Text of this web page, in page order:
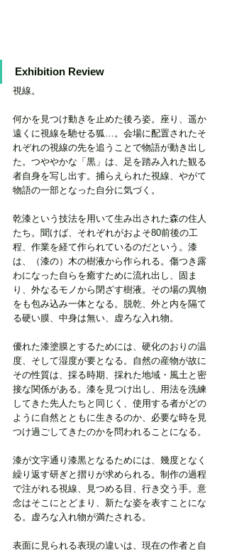
Exhibition Review
視線。
何かを見つけ動きを止めた後ろ姿。座り、遥か
遠くに視線を馳せる狐…。会場に配置されたそ
れぞれの視線の先を追うことで物語が動き出し
た。つややかな「黒」は、足を踏み入れた観る
者自身を写し出す。捕らえられた視線、やがて
物語の一部となった自分に気づく。
乾漆という技法を用いて生み出された森の住人
たち。聞けば、それぞれがおよそ80前後の工
程、作業を経て作られているのだという。漆
は、（漆の）木の樹液から作られる。傷つき露
わになった自らを癒すために流れ出し、固ま
り、外なるモノから閉ざす樹液。その場の異物
をも包み込み一体となる。脱乾、外と内を隔て
る硬い膜、中身は無い、虚ろな入れ物。
優れた漆塗膜とするためには、硬化のおりの温
度、そして湿度が要となる。自然の産物が故に
その性質は、採る時期、採れた地域・風土と密
接な関係がある。漆を見つけ出し、用法を洗練
してきた先人たちと同じく、使用する者がどの
ように自然とともに生きるのか、必要な時を見
つけ過ごしてきたのかを問われることになる。
漆が文字通り漆黒となるためには、幾度となく
繰り返す研ぎと摺りが求められる。制作の過程
で注がれる視線、見つめる目、行き交う手。意
念はそこにとどまり、新たな姿を表すことにな
る。虚ろな入れ物が満たされる。
表面に見られる表現の違いは、現在の作者と自